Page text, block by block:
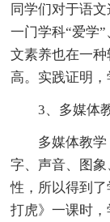
同学们对于语
一门学科“爱学
文素养也在一
高。实践证明，
3、多媒体教
多媒体教学
字、声音、图
性，所以得到
打虎》一课时，